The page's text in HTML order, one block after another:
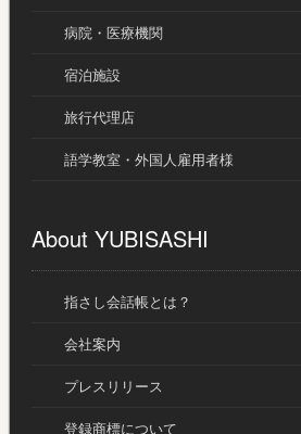
病院・医療機関
宿泊施設
旅行代理店
語学教室・外国人雇用者様
About YUBISASHI
指さし会話帳とは？
会社案内
プレスリリース
登録商標について